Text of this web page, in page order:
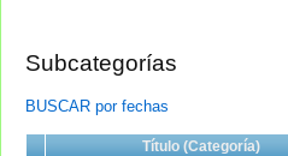
Subcategorías
BUSCAR por fechas
Título (Categoría)